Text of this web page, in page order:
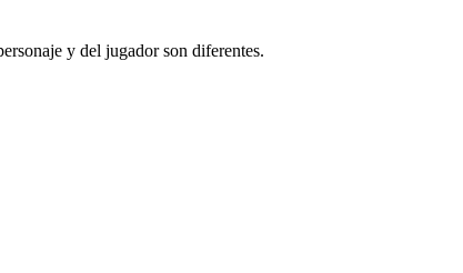
y del jugador son diferentes.